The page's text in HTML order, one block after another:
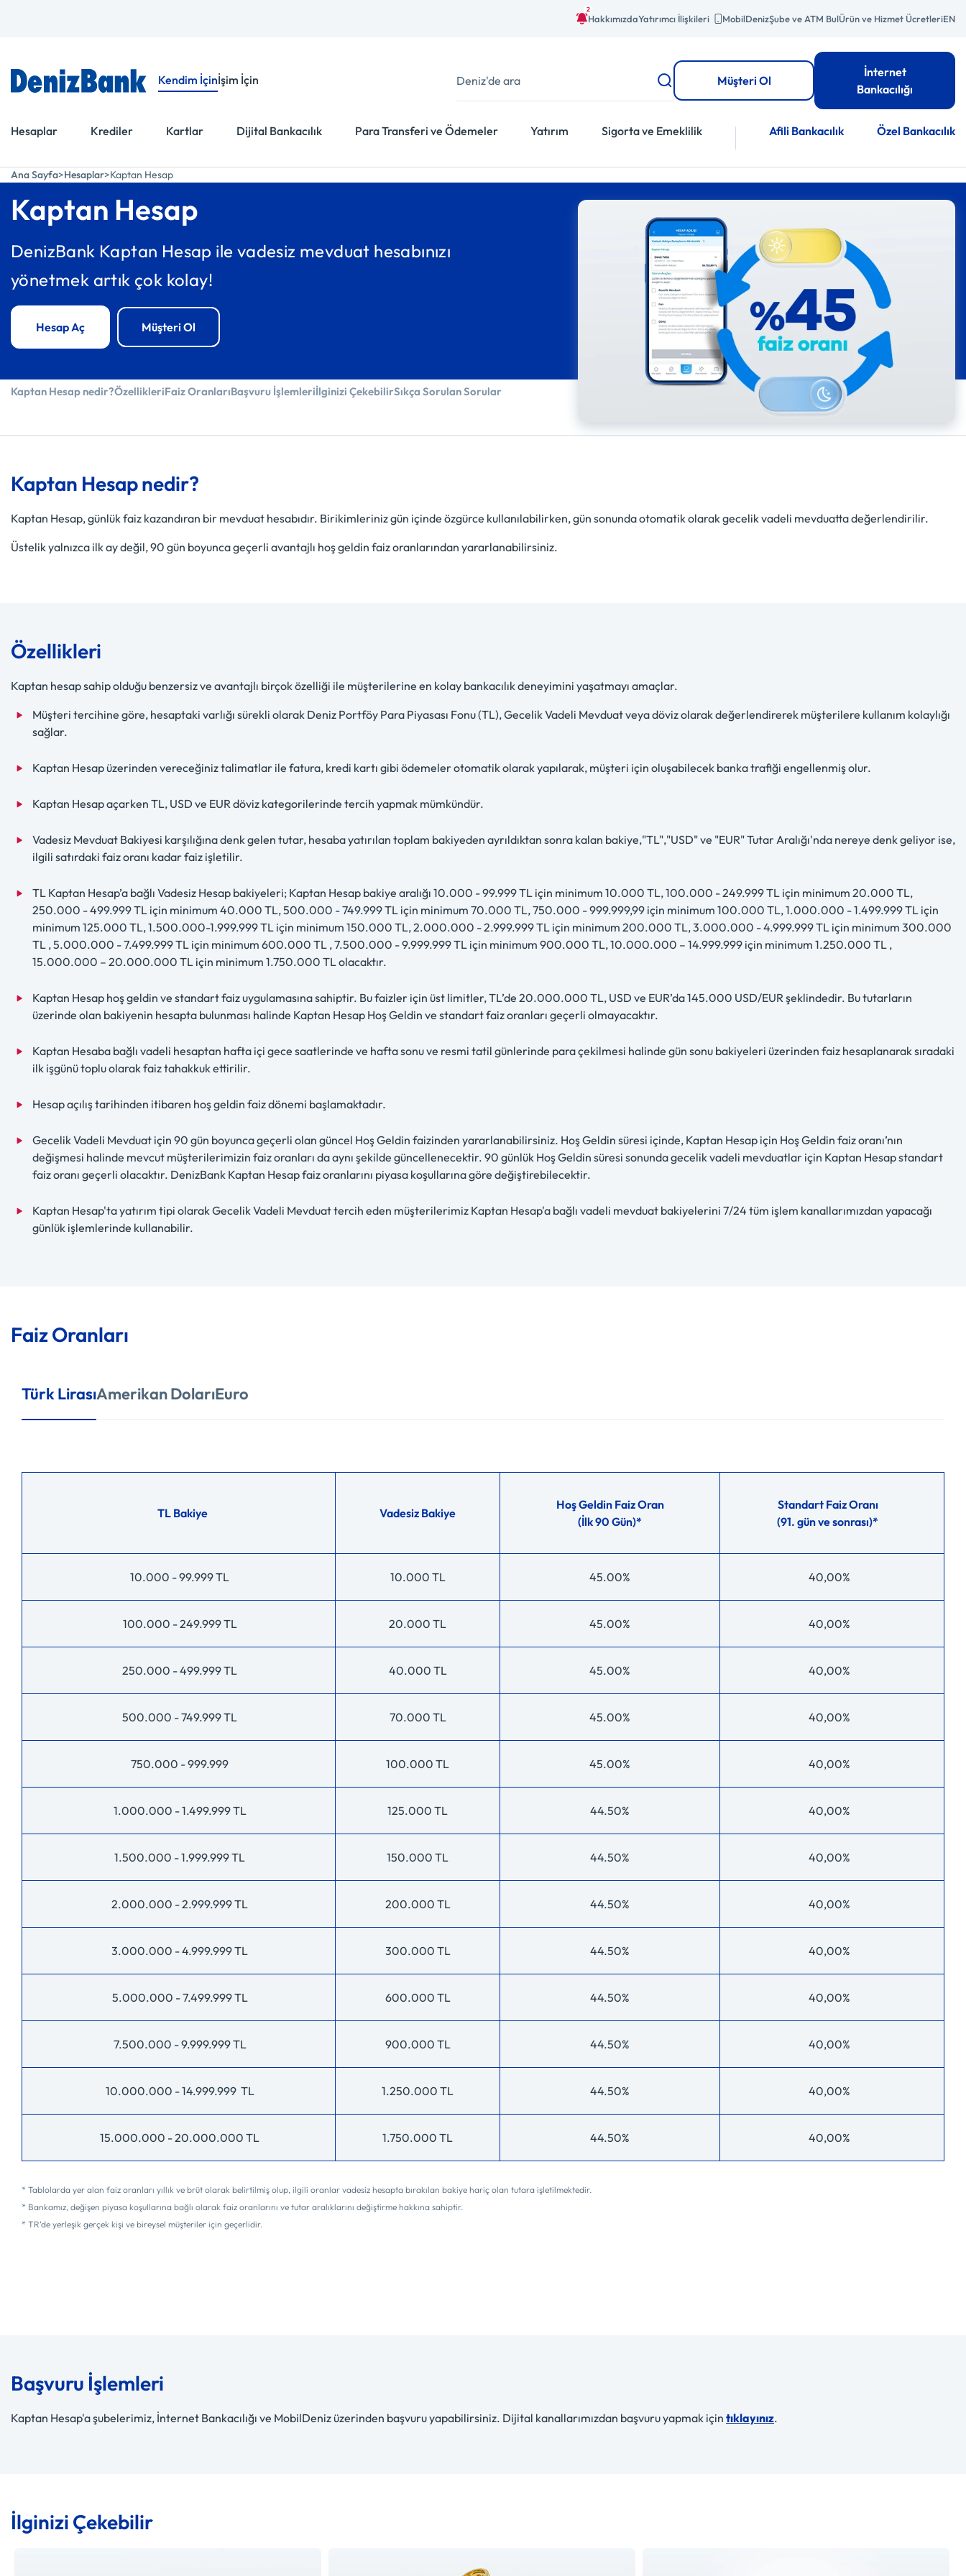
2
HakkımızdaYatırımcı İlişkileri MobilDenizŞube ve ATM BulÜrün ve Hizmet ÜcretleriEN
Kendim İçinİşim İçin
Hesaplar Krediler Kartlar Dijital Bankacılık Para Transferi ve Ödemeler Yatırım Sigorta ve Emeklilik Afili Bankacılık Özel Bankacılık
Müşteri Ol
İnternet
Bankacılığı
Ana Sayfa Hesaplar Kaptan Hesap
Kaptan Hesap
DenizBank Kaptan Hesap ile vadesiz mevduat hesabınızı
yönetmek artık çok kolay!
Hesap Aç Müşteri Ol
Kaptan Hesap nedir?ÖzellikleriFaiz OranlarıBaşvuru İşlemleriİlginizi ÇekebilirSıkça Sorulan Sorular
Kaptan Hesap nedir?
Kaptan Hesap, günlük faiz kazandıran bir mevduat hesabıdır. Birikimleriniz gün içinde özgürce kullanılabilirken, gün sonunda otomatik olarak gecelik vadeli mevduatta değerlendirilir.
Üstelik yalnızca ilk ay değil, 90 gün boyunca geçerli avantajlı hoş geldin faiz oranlarından yararlanabilirsiniz.
Özellikleri
Kaptan hesap sahip olduğu benzersiz ve avantajlı birçok özelliği ile müşterilerine en kolay bankacılık deneyimini yaşatmayı amaçlar.
Müşteri tercihine göre, hesaptaki varlığı sürekli olarak Deniz Portföy Para Piyasası Fonu (TL), Gecelik Vadeli Mevduat veya döviz olarak değerlendirerek müşterilere kullanım kolaylığı
sağlar.
Kaptan Hesap üzerinden vereceğiniz talimatlar ile fatura, kredi kartı gibi ödemeler otomatik olarak yapılarak, müşteri için oluşabilecek banka trafiği engellenmiş olur.
Kaptan Hesap açarken TL, USD ve EUR döviz kategorilerinde tercih yapmak mümkündür.
Vadesiz Mevduat Bakiyesi karşılığına denk gelen tutar, hesaba yatırılan toplam bakiyeden ayrıldıktan sonra kalan bakiye,"TL","USD" ve "EUR" Tutar Aralığı'nda nereye denk geliyor ise,
ilgili satırdaki faiz oranı kadar faiz işletilir.
TL Kaptan Hesap’a bağlı Vadesiz Hesap bakiyeleri; Kaptan Hesap bakiye aralığı 10.000 - 99.999 TL için minimum 10.000 TL, 100.000 - 249.999 TL için minimum 20.000 TL,
250.000 - 499.999 TL için minimum 40.000 TL, 500.000 - 749.999 TL için minimum 70.000 TL, 750.000 - 999.999,99 için minimum 100.000 TL, 1.000.000 - 1.499.999 TL için
minimum 125.000 TL, 1.500.000-1.999.999 TL için minimum 150.000 TL, 2.000.000 - 2.999.999 TL için minimum 200.000 TL, 3.000.000 - 4.999.999 TL için minimum 300.000
TL , 5.000.000 - 7.499.999 TL için minimum 600.000 TL , 7.500.000 - 9.999.999 TL için minimum 900.000 TL, 10.000.000 – 14.999.999 için minimum 1.250.000 TL ,
15.000.000 – 20.000.000 TL için minimum 1.750.000 TL olacaktır.
Kaptan Hesap hoş geldin ve standart faiz uygulamasına sahiptir. Bu faizler için üst limitler, TL’de 20.000.000 TL, USD ve EUR’da 145.000 USD/EUR şeklindedir. Bu tutarların
üzerinde olan bakiyenin hesapta bulunması halinde Kaptan Hesap Hoş Geldin ve standart faiz oranları geçerli olmayacaktır.
Kaptan Hesaba bağlı vadeli hesaptan hafta içi gece saatlerinde ve hafta sonu ve resmi tatil günlerinde para çekilmesi halinde gün sonu bakiyeleri üzerinden faiz hesaplanarak sıradaki
ilk işgünü toplu olarak faiz tahakkuk ettirilir.
Hesap açılış tarihinden itibaren hoş geldin faiz dönemi başlamaktadır.
Gecelik Vadeli Mevduat için 90 gün boyunca geçerli olan güncel Hoş Geldin faizinden yararlanabilirsiniz. Hoş Geldin süresi içinde, Kaptan Hesap için Hoş Geldin faiz oranı’nın
değişmesi halinde mevcut müşterilerimizin faiz oranları da aynı şekilde güncellenecektir. 90 günlük Hoş Geldin süresi sonunda gecelik vadeli mevduatlar için Kaptan Hesap standart
faiz oranı geçerli olacaktır. DenizBank Kaptan Hesap faiz oranlarını piyasa koşullarına göre değiştirebilecektir.
Kaptan Hesap'ta yatırım tipi olarak Gecelik Vadeli Mevduat tercih eden müşterilerimiz Kaptan Hesap'a bağlı vadeli mevduat bakiyelerini 7/24 tüm işlem kanallarımızdan yapacağı
günlük işlemlerinde kullanabilir.
Faiz Oranları
Türk LirasıAmerikan DolarıEuro
TL Bakiye Vadesiz Bakiye
Hoş Geldin Faiz Oran
(İlk 90 Gün)*
Standart Faiz Oranı
(91. gün ve sonrası)*
10.000 - 99.999 TL 10.000 TL 45.00% 40,00%
100.000 - 249.999 TL 20.000 TL 45.00% 40,00%
250.000 - 499.999 TL 40.000 TL 45.00% 40,00%
500.000 - 749.999 TL 70.000 TL 45.00% 40,00%
750.000 - 999.999 100.000 TL 45.00% 40,00%
1.000.000 - 1.499.999 TL 125.000 TL 44.50% 40,00%
1.500.000 - 1.999.999 TL 150.000 TL 44.50% 40,00%
2.000.000 - 2.999.999 TL 200.000 TL 44.50% 40,00%
3.000.000 - 4.999.999 TL 300.000 TL 44.50% 40,00%
5.000.000 - 7.499.999 TL 600.000 TL 44.50% 40,00%
7.500.000 - 9.999.999 TL 900.000 TL 44.50% 40,00%
10.000.000 - 14.999.999 TL 1.250.000 TL 44.50% 40,00%
15.000.000 - 20.000.000 TL 1.750.000 TL 44.50% 40,00%
* Tablolarda yer alan faiz oranları yıllık ve brüt olarak belirtilmiş olup, ilgili oranlar vadesiz hesapta bırakılan bakiye hariç olan tutara işletilmektedir.
* Bankamız, değişen piyasa koşullarına bağlı olarak faiz oranlarını ve tutar aralıklarını değiştirme hakkına sahiptir.
* TR’de yerleşik gerçek kişi ve bireysel müşteriler için geçerlidir.
Başvuru İşlemleri
Kaptan Hesap'a şubelerimiz, İnternet Bankacılığı ve MobilDeniz üzerinden başvuru yapabilirsiniz. Dijital kanallarımızdan başvuru yapmak için tıklayınız.
İlginizi Çekebilir